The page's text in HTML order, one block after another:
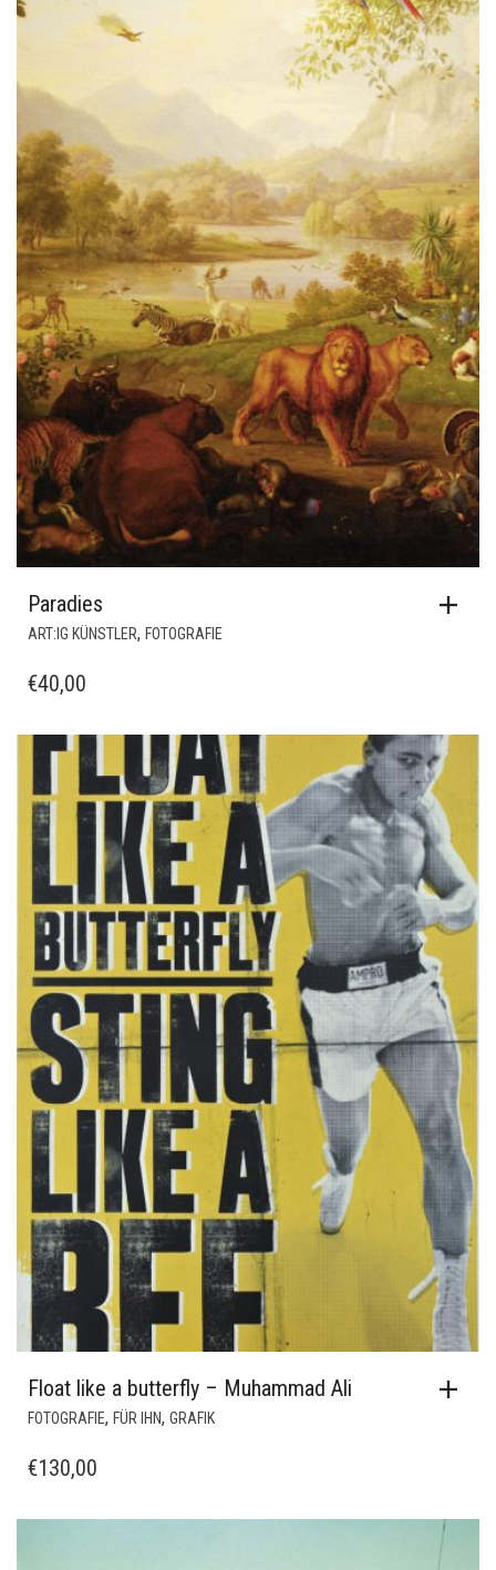
OPTIONEN
KÖNNEN
AUF
DER
GEWÄHLT
WERDEN
Paradies
ART:IG KÜNSTLER, FOTOGRAFIE
€40,00
Float like a butterfly – Muhammad Ali
FOTOGRAFIE, FÜR IHN, GRAFIK
€130,00